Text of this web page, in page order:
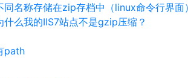
同名称存储在zip存档中（linux命令行界面）
什么我的IIS7站点不是gzip压缩？
path